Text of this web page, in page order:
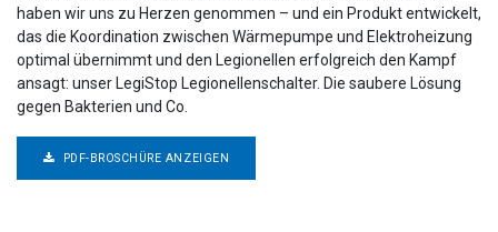
haben wir uns zu Herzen genommen – und ein Produkt entwickelt,
das die Koordination zwischen Wärmepumpe und Elektroheizung
optimal übernimmt und den Legionellen erfolgreich den Kampf
ansagt: unser LegiStop Legionellenschalter. Die saubere Lösung
gegen Bakterien und Co.
PDF-BROSCHÜRE ANZEIGEN